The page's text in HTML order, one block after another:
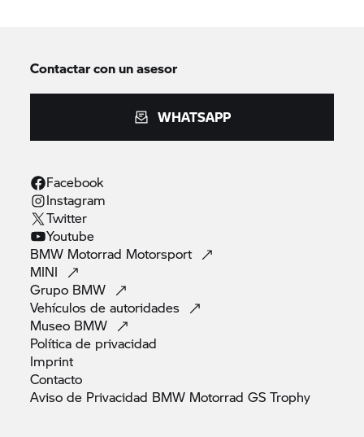
Contactar con un asesor
WHATSAPP
Facebook
Instagram
Twitter
Youtube
BMW Motorrad Motorsport
MINI
Grupo BMW
Vehículos deautoridades
Museo BMW
Política de privacidad
Imprint
Contacto
Aviso de Privacidad BMW Motorrad GSTrophy